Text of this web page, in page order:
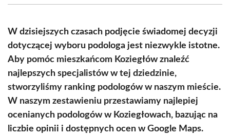
(Twitter)
W dzisiejszych czasach podjęcie świadomej decyzji
dotyczącej wyboru podologa jest niezwykle istotne.
Aby pomóc mieszkańcom Koziegłów znaleźć
najlepszych specjalistów w tej dziedzinie,
stworzyliśmy ranking podologów w naszym mieście.
W naszym zestawieniu przestawiamy najlepiej
ocenianych podologów w Koziegłowach, bazując na
liczbie opinii i dostępnych ocen w Google Maps.